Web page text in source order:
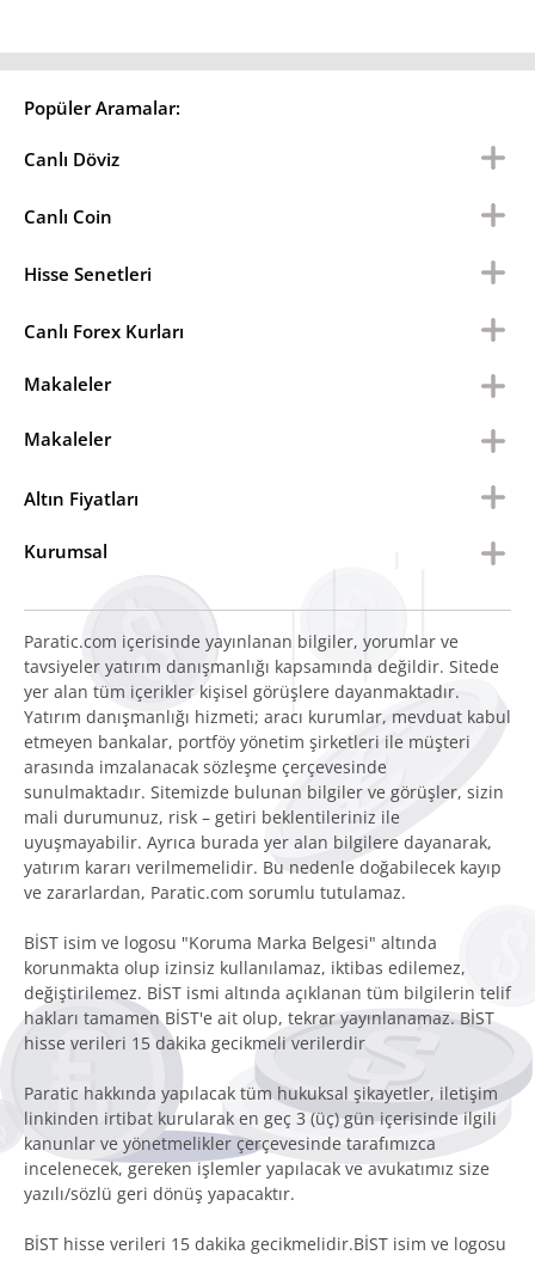
Popüler Aramalar:
Canlı Döviz
Canlı Coin
Hisse Senetleri
Canlı Forex Kurları
Makaleler
Makaleler
Altın Fiyatları
Kurumsal
Paratic.com içerisinde yayınlanan bilgiler, yorumlar ve
tavsiyeler yatırım danışmanlığı kapsamında değildir. Sitede
yer alan tüm içerikler kişisel görüşlere dayanmaktadır.
Yatırım danışmanlığı hizmeti; aracı kurumlar, mevduat kabul
etmeyen bankalar, portföy yönetim şirketleri ile müşteri
arasında imzalanacak sözleşme çerçevesinde
sunulmaktadır. Sitemizde bulunan bilgiler ve görüşler, sizin
mali durumunuz, risk – getiri beklentileriniz ile
uyuşmayabilir. Ayrıca burada yer alan bilgilere dayanarak,
yatırım kararı verilmemelidir. Bu nedenle doğabilecek kayıp
ve zararlardan, Paratic.com sorumlu tutulamaz.
BİST isim ve logosu "Koruma Marka Belgesi" altında
korunmakta olup izinsiz kullanılamaz, iktibas edilemez,
değiştirilemez. BİST ismi altında açıklanan tüm bilgilerin telif
hakları tamamen BİST'e ait olup, tekrar yayınlanamaz. BİST
hisse verileri 15 dakika gecikmeli verilerdir
Paratic hakkında yapılacak tüm hukuksal şikayetler, iletişim
linkinden irtibat kurularak en geç 3 (üç) gün içerisinde ilgili
kanunlar ve yönetmelikler çerçevesinde tarafımızca
incelenecek, gereken işlemler yapılacak ve avukatımız size
yazılı/sözlü geri dönüş yapacaktır.
BİST hisse verileri 15 dakika gecikmelidir.BİST isim ve logosu